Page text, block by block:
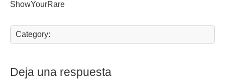
ShowYourRare
Category:
Deja una respuesta